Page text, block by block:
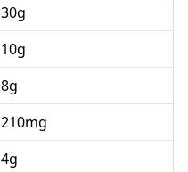
30g
10g
8g
210mg
4g